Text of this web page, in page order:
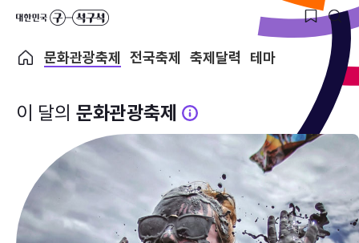
문화관광축제 전국축제 축제달력 테마
이 달의 문화관광축제